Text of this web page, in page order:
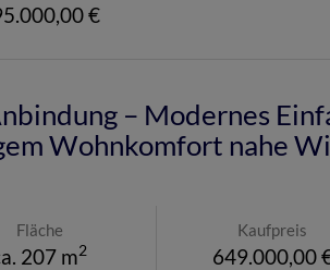
€
– Modernes
Wohnkomfort nahe
Fläche
207 m2
Kaufpreis
649.000,00